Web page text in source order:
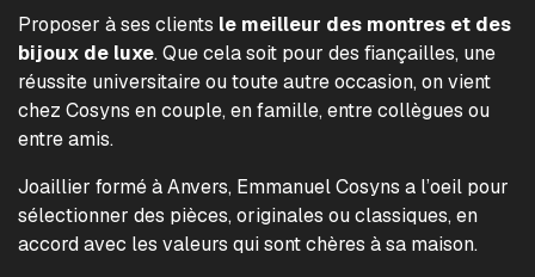
Proposer à ses clients le meilleur des montres et des
bijoux de luxe. Que cela soit pour des fiançailles, une
réussite universitaire ou toute autre occasion, on vient
chez Cosyns en couple, en famille, entre collègues ou
entre amis.
Joaillier formé à Anvers, Emmanuel Cosyns a l’oeil pour
sélectionner des pièces, originales ou classiques, en
accord avec les valeurs qui sont chères à sa maison.